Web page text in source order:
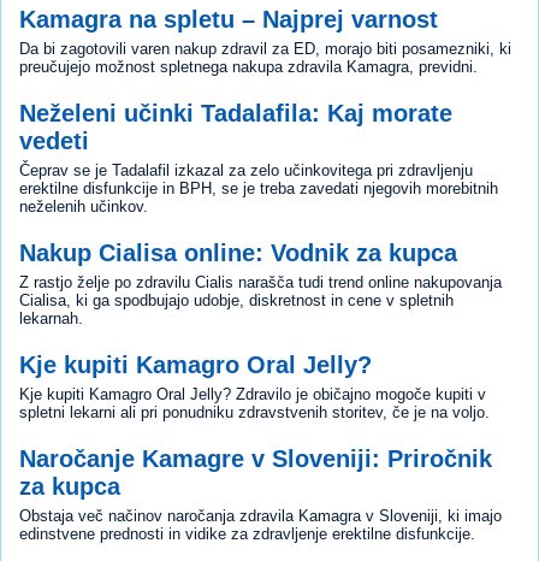
Kamagra na spletu – Najprej varnost
Da bi zagotovili varen nakup zdravil za ED, morajo biti posamezniki, ki
preučujejo možnost spletnega nakupa zdravila Kamagra, previdni.
Neželeni učinki Tadalafila: Kaj morate
vedeti
Čeprav se je Tadalafil izkazal za zelo učinkovitega pri zdravljenju
erektilne disfunkcije in BPH, se je treba zavedati njegovih morebitnih
neželenih učinkov.
Nakup Cialisa online: Vodnik za kupca
Z rastjo želje po zdravilu Cialis narašča tudi trend online nakupovanja
Cialisa, ki ga spodbujajo udobje, diskretnost in cene v spletnih
lekarnah.
Kje kupiti Kamagro Oral Jelly?
Kje kupiti Kamagro Oral Jelly? Zdravilo je običajno mogoče kupiti v
spletni lekarni ali pri ponudniku zdravstvenih storitev, če je na voljo.
Naročanje Kamagre v Sloveniji: Priročnik
za kupca
Obstaja več načinov naročanja zdravila Kamagra v Sloveniji, ki imajo
edinstvene prednosti in vidike za zdravljenje erektilne disfunkcije.